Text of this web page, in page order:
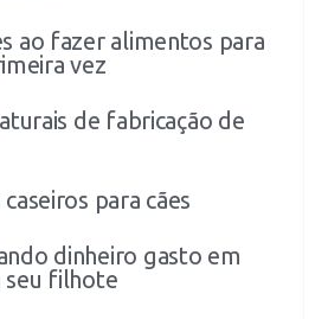
ao fazer alimentos para
vez
de fabricação de
para cães
dinheiro gasto em
seu filhote